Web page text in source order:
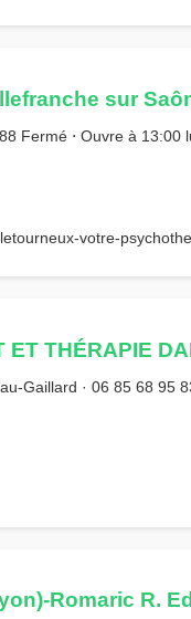
sur
Fermé ⋅ Ouvre à 13:00
votre-
THÉRAPIE
Gaillard · 06 85 68 95
Romaric R.